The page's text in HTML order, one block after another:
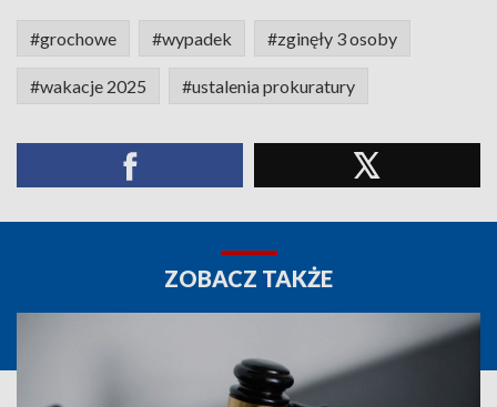
#grochowe #wypadek #zginęły 3 osoby
#wakacje 2025 #ustalenia prokuratury
ZOBACZ TAKŻE